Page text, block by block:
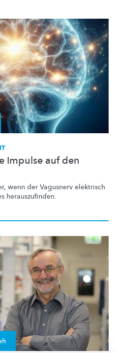
Impulse auf den
wenn der Vagusnerv elektrisch
herauszufinden.